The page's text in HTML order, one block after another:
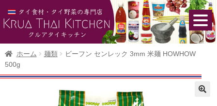
ホーム 麺類
ビーフン センレック 3mm 米麺 HOWHOW
500g